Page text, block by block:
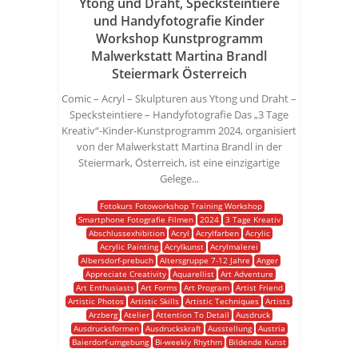
und Handyfotografie Kinder
Workshop Kunstprogramm
Malwerkstatt Martina Brandl
Steiermark Österreich
Comic – Acryl – Skulpturen aus Ytong und Draht –
Specksteintiere – Handyfotografie Das „3 Tage
Kreativ“-Kinder-Kunstprogramm 2024, organisiert
von der Malwerkstatt Martina Brandl in der
Steiermark, Österreich, ist eine einzigartige
Gelege...
Fotokurs Fotoworkshop Training Workshop
Smartphone Fotografie Filmen
2024
3 Tage Kreativ
Abschlussexhibition
Acryl Acrylfarben
Acrylic
Acrylic Painting Acrylkunst Acrylmalerei
Albersdorf-prebuch
Altersgruppe 7-12 Jahre
Anger
Appreciate Creativity
Aquarellist
Art Adventure
Art Enthusiasts
Art Forms Art Program
Artist Friend
Artistic Photos Artistic Skills Artistic Techniques Artists
Arzberg
Atelier Attention To Detail
Ausdruck
Ausdrucksformen
Ausdruckskraft Ausstellung
Austria
Baierdorf-umgebung
Bi-weekly Rhythm
Bildende Kunst